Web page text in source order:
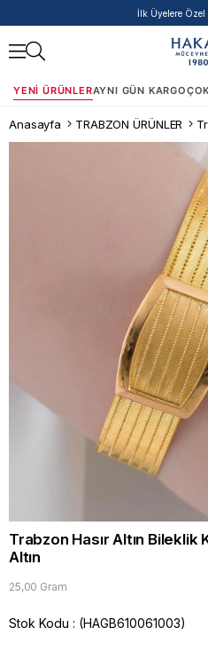
İlk Üyelere
YENI ÜRÜNLERAYNI GÜN KARGO
Anasayfa TRABZON ÜRÜNLER
Trabzon Hasır Altın Bileklik
Altın
25,00 Gram
Stok Kodu (HAGB610061003)